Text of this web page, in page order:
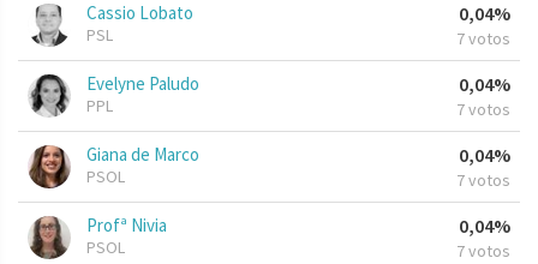
Cassio Lobato
PSL
0,04%
7 votos
Evelyne Paludo
PPL
0,04%
7 votos
Giana de Marco
PSOL
0,04%
7 votos
Profª Nivia
PSOL
0,04%
7 votos